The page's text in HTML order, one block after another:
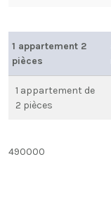
1 appartement 2
pièces
1 appartement de
2 pièces
490000